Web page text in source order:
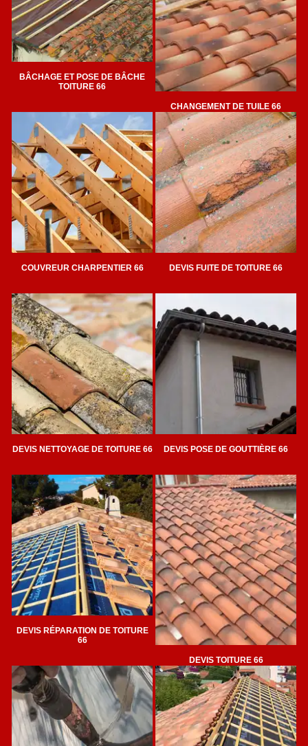
BÂCHAGE ET POSE DE BÂCHE
TOITURE 66
CHANGEMENT DE TUILE 66
COUVREUR CHARPENTIER 66 DEVIS FUITE DE TOITURE 66
DEVIS NETTOYAGE DE TOITURE 66 DEVIS POSE DE GOUTTIÈRE 66
DEVIS RÉPARATION DE TOITURE
66
DEVIS TOITURE 66